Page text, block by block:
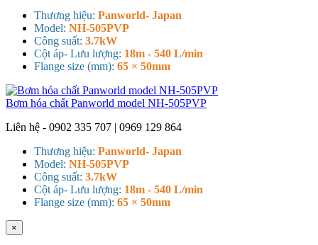
Thương hiệu: Panworld- Japan
Model: NH-505PVP
Công suất: 3.7kW
Cột áp- Lưu lượng: 18m - 540 L/min
Flange size (mm): 65 × 50mm
Bơm hóa chất Panworld model NH-505PVP
Liên hệ - 0902 335 707 | 0969 129 864
Thương hiệu: Panworld- Japan
Model: NH-505PVP
Công suất: 3.7kW
Cột áp- Lưu lượng: 18m - 540 L/min
Flange size (mm): 65 × 50mm
×